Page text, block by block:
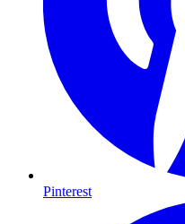
Pinterest